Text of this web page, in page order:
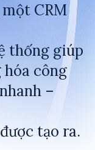
CRM
thống giúp
hóa công
–
tạo ra.